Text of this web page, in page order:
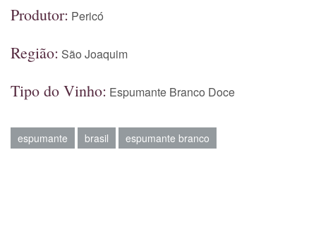
Produtor: Pericó
Região: São Joaquim
Tipo do Vinho: Espumante Branco Doce
espumante brasil espumante branco